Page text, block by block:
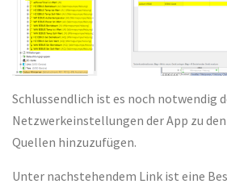
Schlussendlich ist es noch notwendig
Netzwerkeinstellungen der App zu
Quellen hinzuzufügen.
Unter nachstehendem Link ist eine